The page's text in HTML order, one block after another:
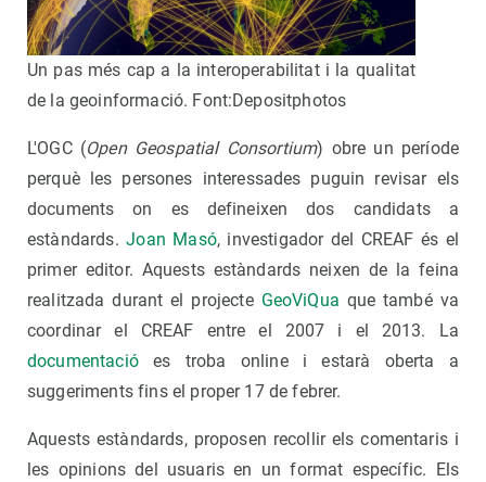
Un pas més cap a la interoperabilitat i la qualitat
de la geoinformació. Font:Depositphotos
L'OGC (Open Geospatial Consortium) obre un període
perquè les persones interessades puguin revisar els
documents on es defineixen dos candidats a
estàndards.Joan Masó, investigador del CREAF és el
primer editor. Aquests estàndards neixen de la feina
realitzada durant el projecte GeoViQua que també va
coordinar el CREAF entre el 2007 i el 2013. La
documentacióes troba online i estarà oberta a
suggeriments fins el proper 17 de febrer.
Aquests estàndards, proposen recollir els comentaris i
les opinions del usuaris en un format específic. Els